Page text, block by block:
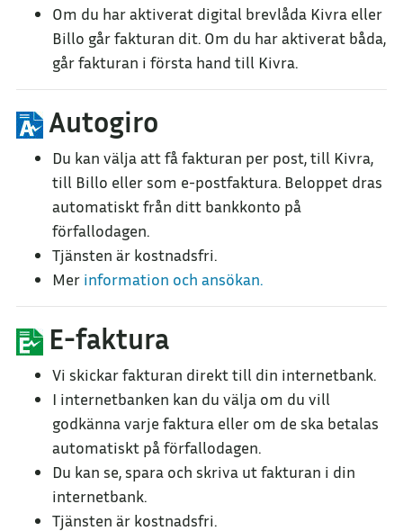
Om du har aktiverat digital brevlåda Kivra eller
Billo går fakturan dit. Om du har aktiverat båda,
går fakturan i första hand till Kivra.
Autogiro
Du kan välja att få fakturan per post, till Kivra,
till Billo eller som e-postfaktura. Beloppet dras
automatiskt från ditt bankkonto på
förfallodagen.
Tjänsten är kostnadsfri.
Mer information och ansökan.
E-faktura
Vi skickar fakturan direkt till din internetbank.
I internetbanken kan du välja om du vill
godkänna varje faktura eller om de ska betalas
automatiskt på förfallodagen.
Du kan se, spara och skriva ut fakturan i din
internetbank.
Tjänsten är kostnadsfri.